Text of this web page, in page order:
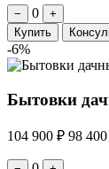
− 0
+
Купить
-6%
Бытовки
104 900 ₽ 98